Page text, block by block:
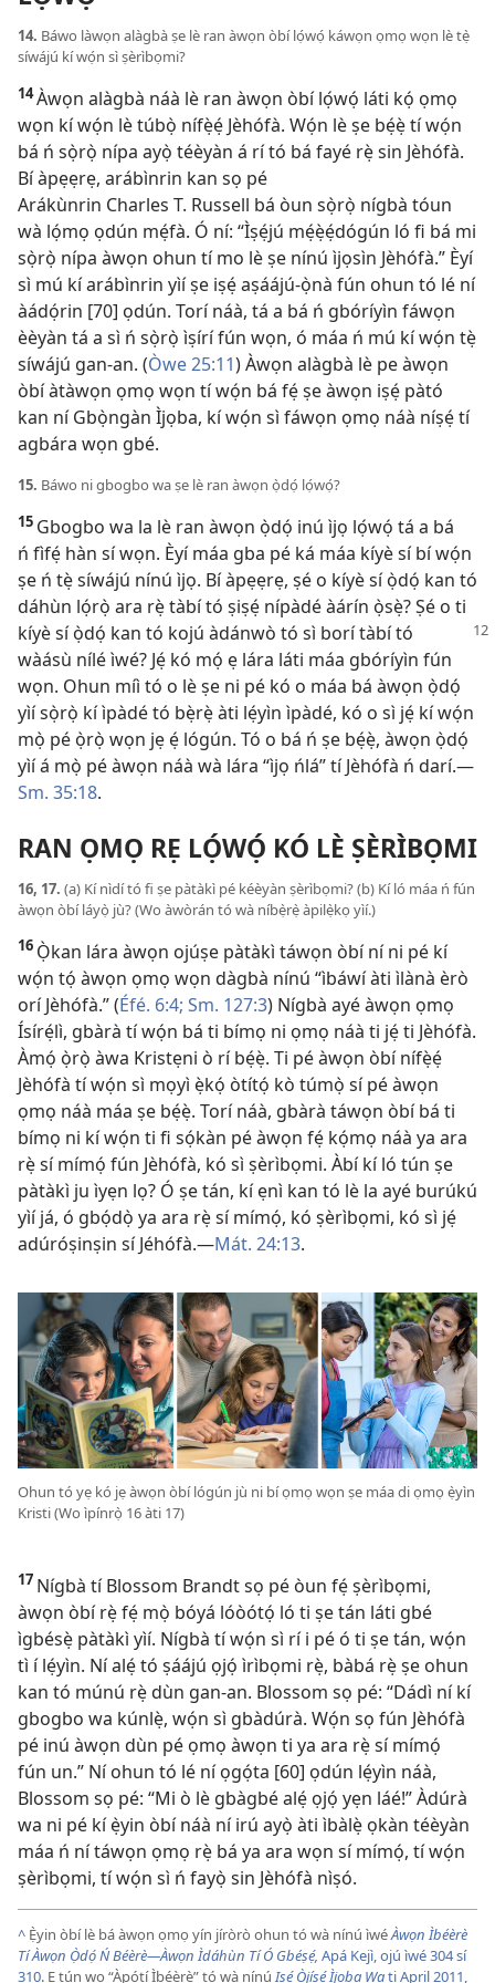
14. Báwo làwọn alàgbà ṣe lè ran àwọn òbí lọ́wọ́ káwọn ọmọ wọn lè tẹ̀
síwájú kí wọ́n sì ṣèrìbọmi?
14Àwọn alàgbà náà lè ran àwọn òbí lọ́wọ́ láti kọ́ ọmọ
wọn kí wọ́n lè túbọ̀ nífẹ̀ẹ́ Jèhófà. Wọ́n lè ṣe bẹ́ẹ̀ tí wọ́n
bá ń sọ̀rọ̀ nípa ayọ̀ téèyàn á rí tó bá fayé rẹ̀ sin Jèhófà.
Bí àpẹẹrẹ, arábìnrin kan sọ pé
Arákùnrin Charles T. Russell bá òun sọ̀rọ̀ nígbà tóun
wà lọ́mọ ọdún mẹ́fà. Ó ní: “Ìṣẹ́jú mẹ́ẹ̀ẹ́dógún ló fi bá mi
sọ̀rọ̀ nípa àwọn ohun tí mo lè ṣe nínú ìjọsìn Jèhófà.” Èyí
sì mú kí arábìnrin yìí ṣe iṣẹ́ aṣáájú-ọ̀nà fún ohun tó lé ní
àádọ́rin [70] ọdún. Torí náà, tá a bá ń gbóríyìn fáwọn
èèyàn tá a sì ń sọ̀rọ̀ ìṣírí fún wọn, ó máa ń mú kí wọ́n tẹ̀
síwájú gan-an. (Òwe 25:11) Àwọn alàgbà lè pe àwọn
òbí àtàwọn ọmọ wọn tí wọ́n bá fẹ́ ṣe àwọn iṣẹ́ pàtó
kan ní Gbọ̀ngàn Ìjọba, kí wọ́n sì fáwọn ọmọ náà níṣẹ́ tí
agbára wọn gbé.
15. Báwo ni gbogbo wa ṣe lè ran àwọn ọ̀dọ́ lọ́wọ́?
15 Gbogbo wa la lè ran àwọn ọ̀dọ́ inú ìjọ lọ́wọ́ tá a bá
ń fìfẹ́ hàn sí wọn. Èyí máa gba pé ká máa kíyè sí bí wọ́n
ṣe ń tẹ̀ síwájú nínú ìjọ. Bí àpẹẹrẹ, ṣé o kíyè sí ọ̀dọ́ kan tó
dáhùn lọ́rọ̀ ara rẹ̀ tàbí tó ṣiṣẹ́ nípàdé àárín ọ̀sẹ̀? Ṣé o ti
kíyè sí ọ̀dọ́ kan tó kojú àdánwò tó sì borí tàbí tó
wàásù nílé ìwé? Jẹ́ kó mọ́ ẹ lára láti máa gbóríyìn fún
wọn. Ohun míì tó o lè ṣe ni pé kó o máa bá àwọn ọ̀dọ́
yìí sọ̀rọ̀ kí ìpàdé tó bẹ̀rẹ̀ àti lẹ́yìn ìpàdé, kó o sì jẹ́ kí wọ́n
mọ̀ pé ọ̀rọ̀ wọn jẹ ẹ́ lógún. Tó o bá ń ṣe bẹ́ẹ̀, àwọn ọ̀dọ́
yìí á mọ̀ pé àwọn náà wà lára “ìjọ ńlá” tí Jèhófà ń darí.​—
Sm. 35:18.
RAN ỌMỌ RẸ LỌ́WỌ́ KÓ LÈ ṢÈRÌBỌMI
16, 17. (a) Kí nìdí tó fi ṣe pàtàkì pé kéèyàn ṣèrìbọmi? (b) Kí ló máa ń fún
àwọn òbí láyọ̀ jù? (Wo àwòrán tó wà níbẹ̀rẹ̀ àpilẹ̀kọ yìí.)
16 Ọ̀kan lára àwọn ojúṣe pàtàkì táwọn òbí ní ni pé kí
wọ́n tọ́ àwọn ọmọ wọn dàgbà nínú “ìbáwí àti ìlànà èrò
orí Jèhófà.” (Éfé. 6:4; Sm. 127:3) Nígbà ayé àwọn ọmọ
Ísírẹ́lì, gbàrà tí wọ́n bá ti bímọ ni ọmọ náà ti jẹ́ ti Jèhófà.
Àmọ́ ọ̀rọ̀ àwa Kristẹni ò rí bẹ́ẹ̀. Ti pé àwọn òbí nífẹ̀ẹ́
Jèhófà tí wọ́n sì mọyì ẹ̀kọ́ òtítọ́ kò túmọ̀ sí pé àwọn
ọmọ náà máa ṣe bẹ́ẹ̀. Torí náà, gbàrà táwọn òbí bá ti
bímọ ni kí wọ́n ti fi sọ́kàn pé àwọn fẹ́ kọ́mọ náà ya ara
rẹ̀ sí mímọ́ fún Jèhófà, kó sì ṣèrìbọmi. Àbí kí ló tún ṣe
pàtàkì ju ìyẹn lọ? Ó ṣe tán, kí ẹnì kan tó lè la ayé burúkú
yìí já, ó gbọ́dọ̀ ya ara rẹ̀ sí mímọ́, kó ṣèrìbọmi, kó sì jẹ́
adúróṣinṣin sí Jéhófà.​—Mát. 24:13.
Ohun tó yẹ kó jẹ àwọn òbí lógún jù ni bí ọmọ wọn ṣe máa di ọmọ ẹ̀yìn
Kristi (Wo ìpínrọ̀ 16 àti 17)
17 Nígbà tí Blossom Brandt sọ pé òun fẹ́ ṣèrìbọmi,
àwọn òbí rẹ̀ fẹ́ mọ̀ bóyá lóòótọ́ ló ti ṣe tán láti gbé
ìgbésẹ̀ pàtàkì yìí. Nígbà tí wọ́n sì rí i pé ó ti ṣe tán, wọ́n
tì í lẹ́yìn. Ní alẹ́ tó ṣáájú ọjọ́ ìrìbọmi rẹ̀, bàbá rẹ̀ ṣe ohun
kan tó múnú rẹ̀ dùn gan-an. Blossom sọ pé: “Dádì ní kí
gbogbo wa kúnlẹ̀, wọ́n sì gbàdúrà. Wọ́n sọ fún Jèhófà
pé inú àwọn dùn pé ọmọ àwọn ti ya ara rẹ̀ sí mímọ́
fún un.” Ní ohun tó lé ní ọgọ́ta [60] ọdún lẹ́yìn náà,
Blossom sọ pé: “Mi ò lè gbàgbé alẹ́ ọjọ́ yẹn láé!” Àdúrà
wa ni pé kí ẹ̀yin òbí náà ní irú ayọ̀ àti ìbàlẹ̀ ọkàn téèyàn
máa ń ní táwọn ọmọ rẹ̀ bá ya ara wọn sí mímọ́, tí wọ́n
ṣèrìbọmi, tí wọ́n sì ń fayọ̀ sin Jèhófà nìṣó.
^ Ẹ̀yin òbí lè bá àwọn ọmọ yín jíròrò ohun tó wà nínú ìwéÀwọn Ìbéèrè
Tí Àwọn Ọ̀dọ́ Ń Béèrè​—Àwọn Ìdáhùn Tí Ó Gbéṣẹ́, Apá Kejì, ojú ìwé 304 sí
310. Ẹ tún wo “Àpótí Ìbéèrè” tó wà nínú Iṣẹ́ Òjíṣẹ́ Ìjọba Wati April 2011,